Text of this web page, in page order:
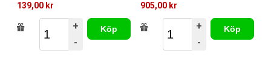
139,00 kr
+
-
Köp
905,00 kr
+
-
Köp